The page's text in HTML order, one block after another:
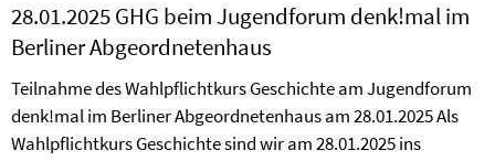
28.01.2025 GHG beim Jugendforum denk!mal im
Berliner Abgeordnetenhaus
Teilnahme des Wahlpflichtkurs Geschichte am Jugendforum
denk!mal im Berliner Abgeordnetenhaus am 28.01.2025 Als
Wahlpflichtkurs Geschichte sind wir am 28.01.2025 ins